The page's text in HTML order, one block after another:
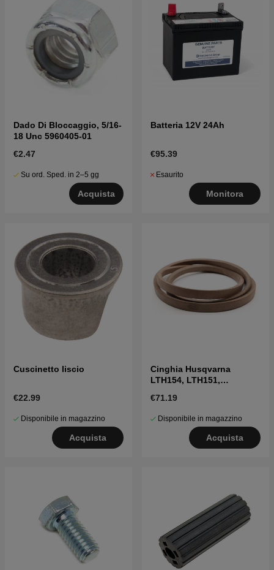
Dado Di Bloccaggio, 5/16-
18 Unc 5960405-01
€2.47
Su ord. Sped. in 2–5 gg
Acquista
Batteria 12V 24Ah
€95.39
Esaurito
Monitora
Cuscinetto liscio
€22.99
Disponibile in magazzino
Acquista
Cinghia Husqvarna
LTH154, LTH151,
LT2216A2
€71.19
Disponibile in magazzino
Acquista